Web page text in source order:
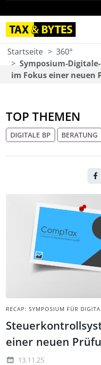
Startseite
360°
Symposium-
im Fokus einer neuen
TOP THEMEN
DIGITALE BP BERATUNG
RECAP: SYMPOSIUM FÜR
einer neuen
13.11.25
Porträt
grauem
Logo der
BILD: